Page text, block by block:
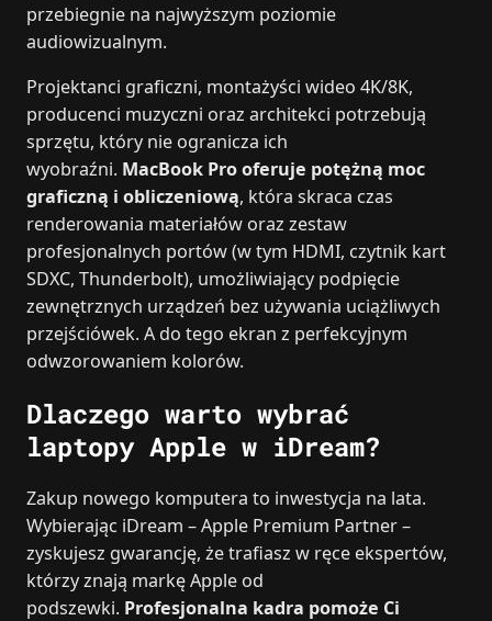
przebiegnie na najwyższym poziomie
audiowizualnym.
Projektanci graficzni, montażyści wideo 4K/8K,
producenci muzyczni oraz architekci potrzebują
sprzętu, który nie ogranicza ich
wyobraźni. MacBook Pro oferuje potężną moc
graficzną i obliczeniową, która skraca czas
renderowania materiałów oraz zestaw
profesjonalnych portów (w tym HDMI, czytnik kart
SDXC, Thunderbolt), umożliwiający podpięcie
zewnętrznych urządzeń bez używania uciążliwych
przejściówek. A do tego ekran z perfekcyjnym
odwzorowaniem kolorów.
Dlaczego warto wybrać
laptopy Apple w iDream?
Zakup nowego komputera to inwestycja na lata.
Wybierając iDream – Apple Premium Partner –
zyskujesz gwarancję, że trafiasz w ręce ekspertów,
którzy znają markę Apple od
podszewki. Profesjonalna kadra pomoże Ci